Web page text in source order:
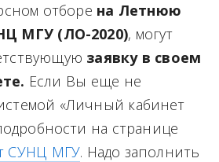
отборе на Летнюю
МГУ (ЛО-2020), могут
заявку в своем
Если Вы еще не
«Личный кабинет
на странице
СУНЦ МГУ. Надо заполнить